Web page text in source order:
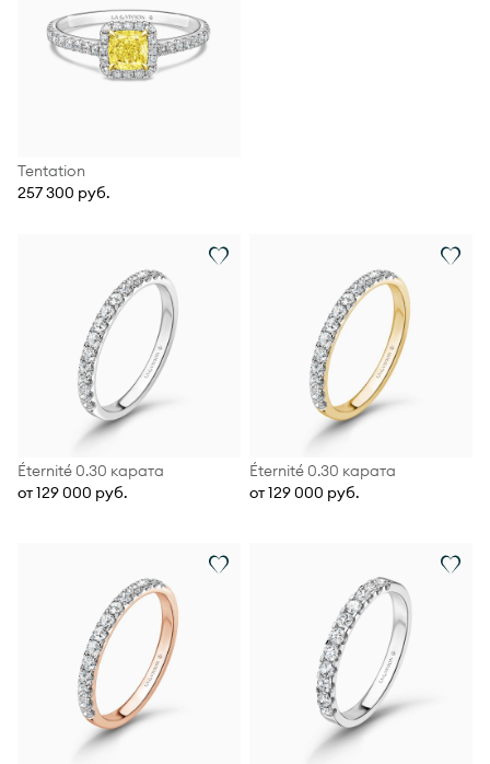
Tentation
257 300 руб.
Éternité 0.30 карата
от 129 000 руб.
Éternité 0.30 карата
от 129 000 руб.